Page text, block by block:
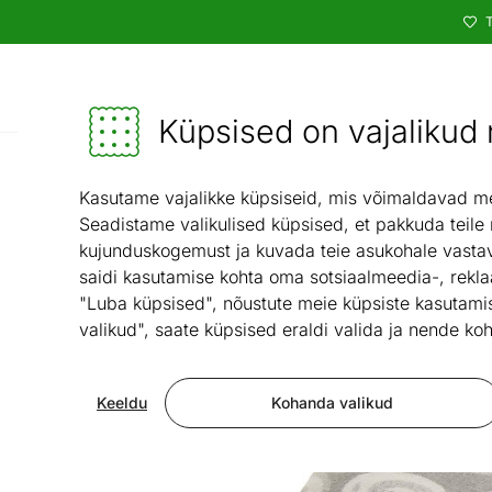
Küpsised on
Kasutame vajalikke küpsiseid, mis võimaldavad
Seadistame valikulised küpsised, et pakkuda
kujunduskogemust ja kuvada teie asukohale
saidi kasutamise kohta oma sotsiaalmeedia-,
"Luba küpsised", nõustute meie küpsiste
valikud", saate küpsised eraldi valida ja nende
Kohanda valikud
Keeldu
Mööbel ja sisustus - ON24